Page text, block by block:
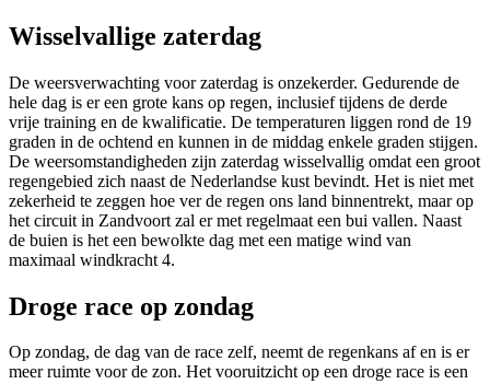
Wisselvallige zaterdag
De weersverwachting voor zaterdag is onzekerder. Gedurende de
hele dag is er een grote kans op regen, inclusief tijdens de derde
vrije training en de kwalificatie. De temperaturen liggen rond de 19
graden in de ochtend en kunnen in de middag enkele graden stijgen.
De weersomstandigheden zijn zaterdag wisselvallig omdat een groot
regengebied zich naast de Nederlandse kust bevindt. Het is niet met
zekerheid te zeggen hoe ver de regen ons land binnentrekt, maar op
het circuit in Zandvoort zal er met regelmaat een bui vallen. Naast
de buien is het een bewolkte dag met een matige wind van
maximaal windkracht 4.
Droge race op zondag
Op zondag, de dag van de race zelf, neemt de regenkans af en is er
meer ruimte voor de zon. Het vooruitzicht op een droge race is een